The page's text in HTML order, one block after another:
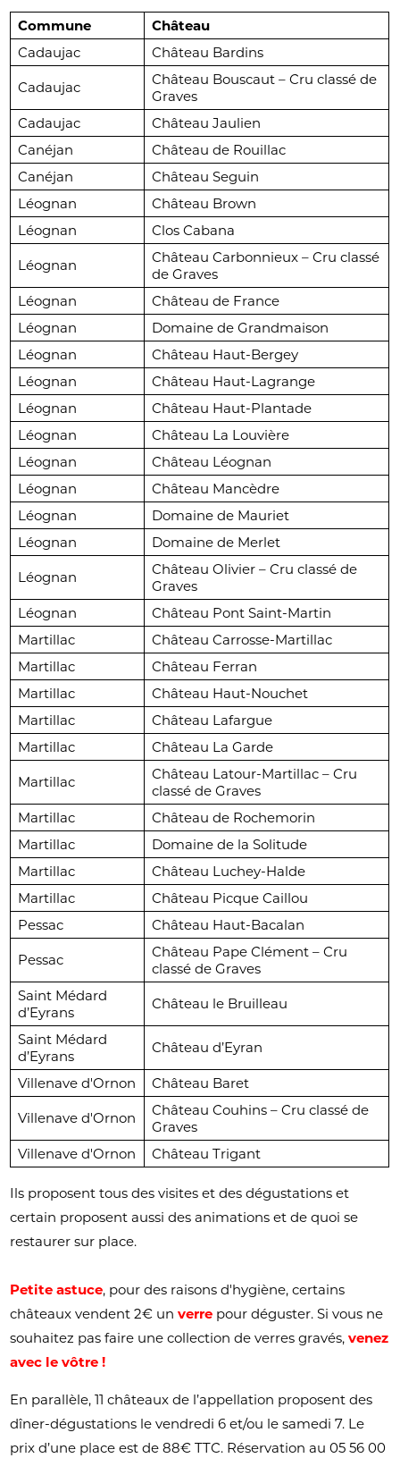
Commune
Château
Cadaujac
Château Bardins
Cadaujac
Château Bouscaut – Cru classé de
Graves
Cadaujac
Château Jaulien
Canéjan
Château de Rouillac
Canéjan
Château Seguin
Léognan
Château Brown
Léognan
Clos Cabana
Léognan
Château Carbonnieux – Cru classé
de Graves
Léognan
Château de France
Léognan
Domaine de Grandmaison
Léognan
Château Haut-Bergey
Léognan
Château Haut-Lagrange
Léognan
Château Haut-Plantade
Léognan
Château La Louvière
Léognan
Château Léognan
Léognan
Château Mancèdre
Léognan
Domaine de Mauriet
Léognan
Domaine de Merlet
Léognan
Château Olivier – Cru classé de
Graves
Léognan
Château Pont Saint-Martin
Martillac
Château Carrosse-Martillac
Martillac
Château Ferran
Martillac
Château Haut-Nouchet
Martillac
Château Lafargue
Martillac
Château La Garde
Martillac
Château Latour-Martillac – Cru
classé de Graves
Martillac
Château de Rochemorin
Martillac
Domaine de la Solitude
Martillac
Château Luchey-Halde
Martillac
Château Picque Caillou
Pessac
Château Haut-Bacalan
Pessac
Château Pape Clément – Cru
classé de Graves
Saint Médard
d’Eyrans
Château le Bruilleau
Saint Médard
d’Eyrans
Château d’Eyran
Villenave d'Ornon Château Baret
Villenave d'Ornon
Château Couhins – Cru classé de
Graves
Villenave d'Ornon
Château Trigant
Ils proposent tous des visites et des dégustations et
certain proposent aussi des animations et de quoi se
restaurer sur place.
Petite astuce, pour des raisons d'hygiène, certains
châteaux vendent 2€ unverre pour déguster. Si vous ne
souhaitez pas faire une collection de verres gravés,venez
avec le vôtre !
En parallèle, 11 châteaux de l’appellation proposent des
dîner-dégustations le vendredi 6 et/ou le samedi 7. Le
prix d’une place est de 88€ TTC. Réservation au 05 56 00